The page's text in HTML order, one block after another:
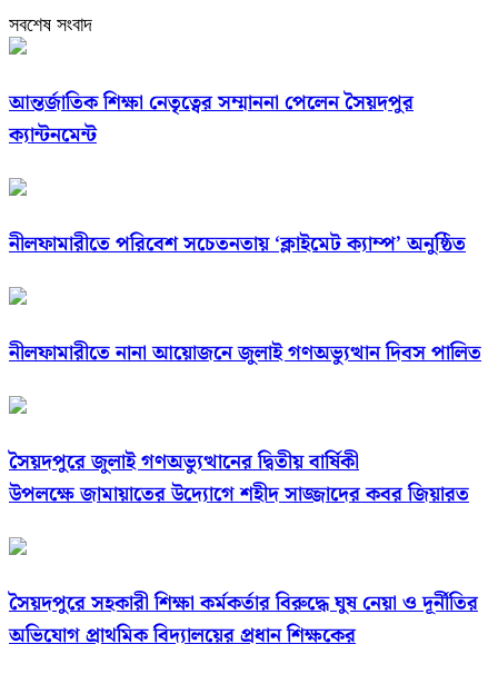
সবশেষ সংবাদ
আন্তর্জাতিক শিক্ষা নেতৃত্বের সম্মাননা পেলেন সৈয়দপুর
ক্যান্টনমেন্ট
নীলফামারীতে পরিবেশ সচেতনতায় ‘ক্লাইমেট ক্যাম্প’ অনুষ্ঠিত
নীলফামারীতে নানা আয়োজনে জুলাই গণঅভ্যুত্থান দিবস পালিত
সৈয়দপুরে জুলাই গণঅভ্যুত্থানের দ্বিতীয় বার্ষিকী
উপলক্ষে জামায়াতের উদ্যোগে শহীদ সাজ্জাদের কবর জিয়ারত
সৈয়দপুরে সহকারী শিক্ষা কর্মকর্তার বিরুদ্ধে ঘুষ নেয়া ও দূর্নীতির
অভিযোগ প্রাথমিক বিদ্যালয়ের প্রধান শিক্ষকের